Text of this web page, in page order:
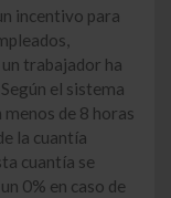
incentivo para
trabajador ha
el sistema
de 8 horas
la cuantía
cuantía se
0% en caso de